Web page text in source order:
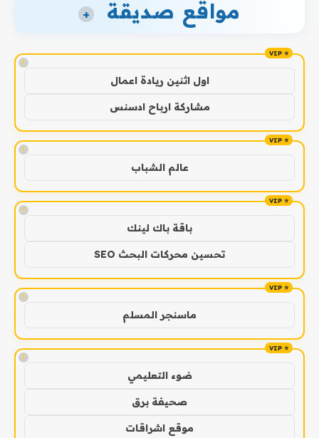
مواقع صديقة +
!
اول اثنين ريادة اعمال
مشاركة ارباح ادسنس
!
عالم الشباب
!
باقة باك لينك
تحسين محركات البحث SEO
!
ماسنجر المسلم
!
ضوء التعليمي
صحيفة برق
موقع اشراقات